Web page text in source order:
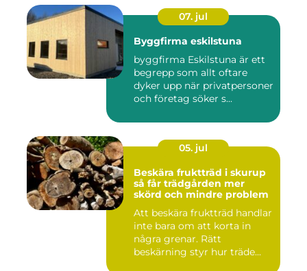
07. jul
Byggfirma eskilstuna
byggfirma Eskilstuna är ett
begrepp som allt oftare
dyker upp när privatpersoner
och företag söker s...
05. jul
Beskära fruktträd i skurup
så får trädgården mer
skörd och mindre problem
Att beskära fruktträd handlar
inte bara om att korta in
några grenar. Rätt
beskärning styr hur träde...